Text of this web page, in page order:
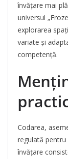
învățare mai
universul
explorarea
variate și
competență.
Codarea,
regulată
învățare